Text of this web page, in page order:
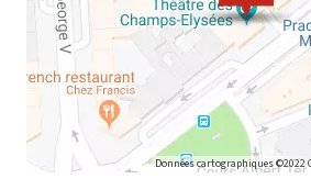
Données cartographiques ©2022